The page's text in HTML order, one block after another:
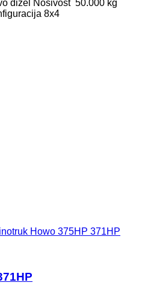
dizel Nosivost 50.000 kg
8x4
Howo 375HP 371HP